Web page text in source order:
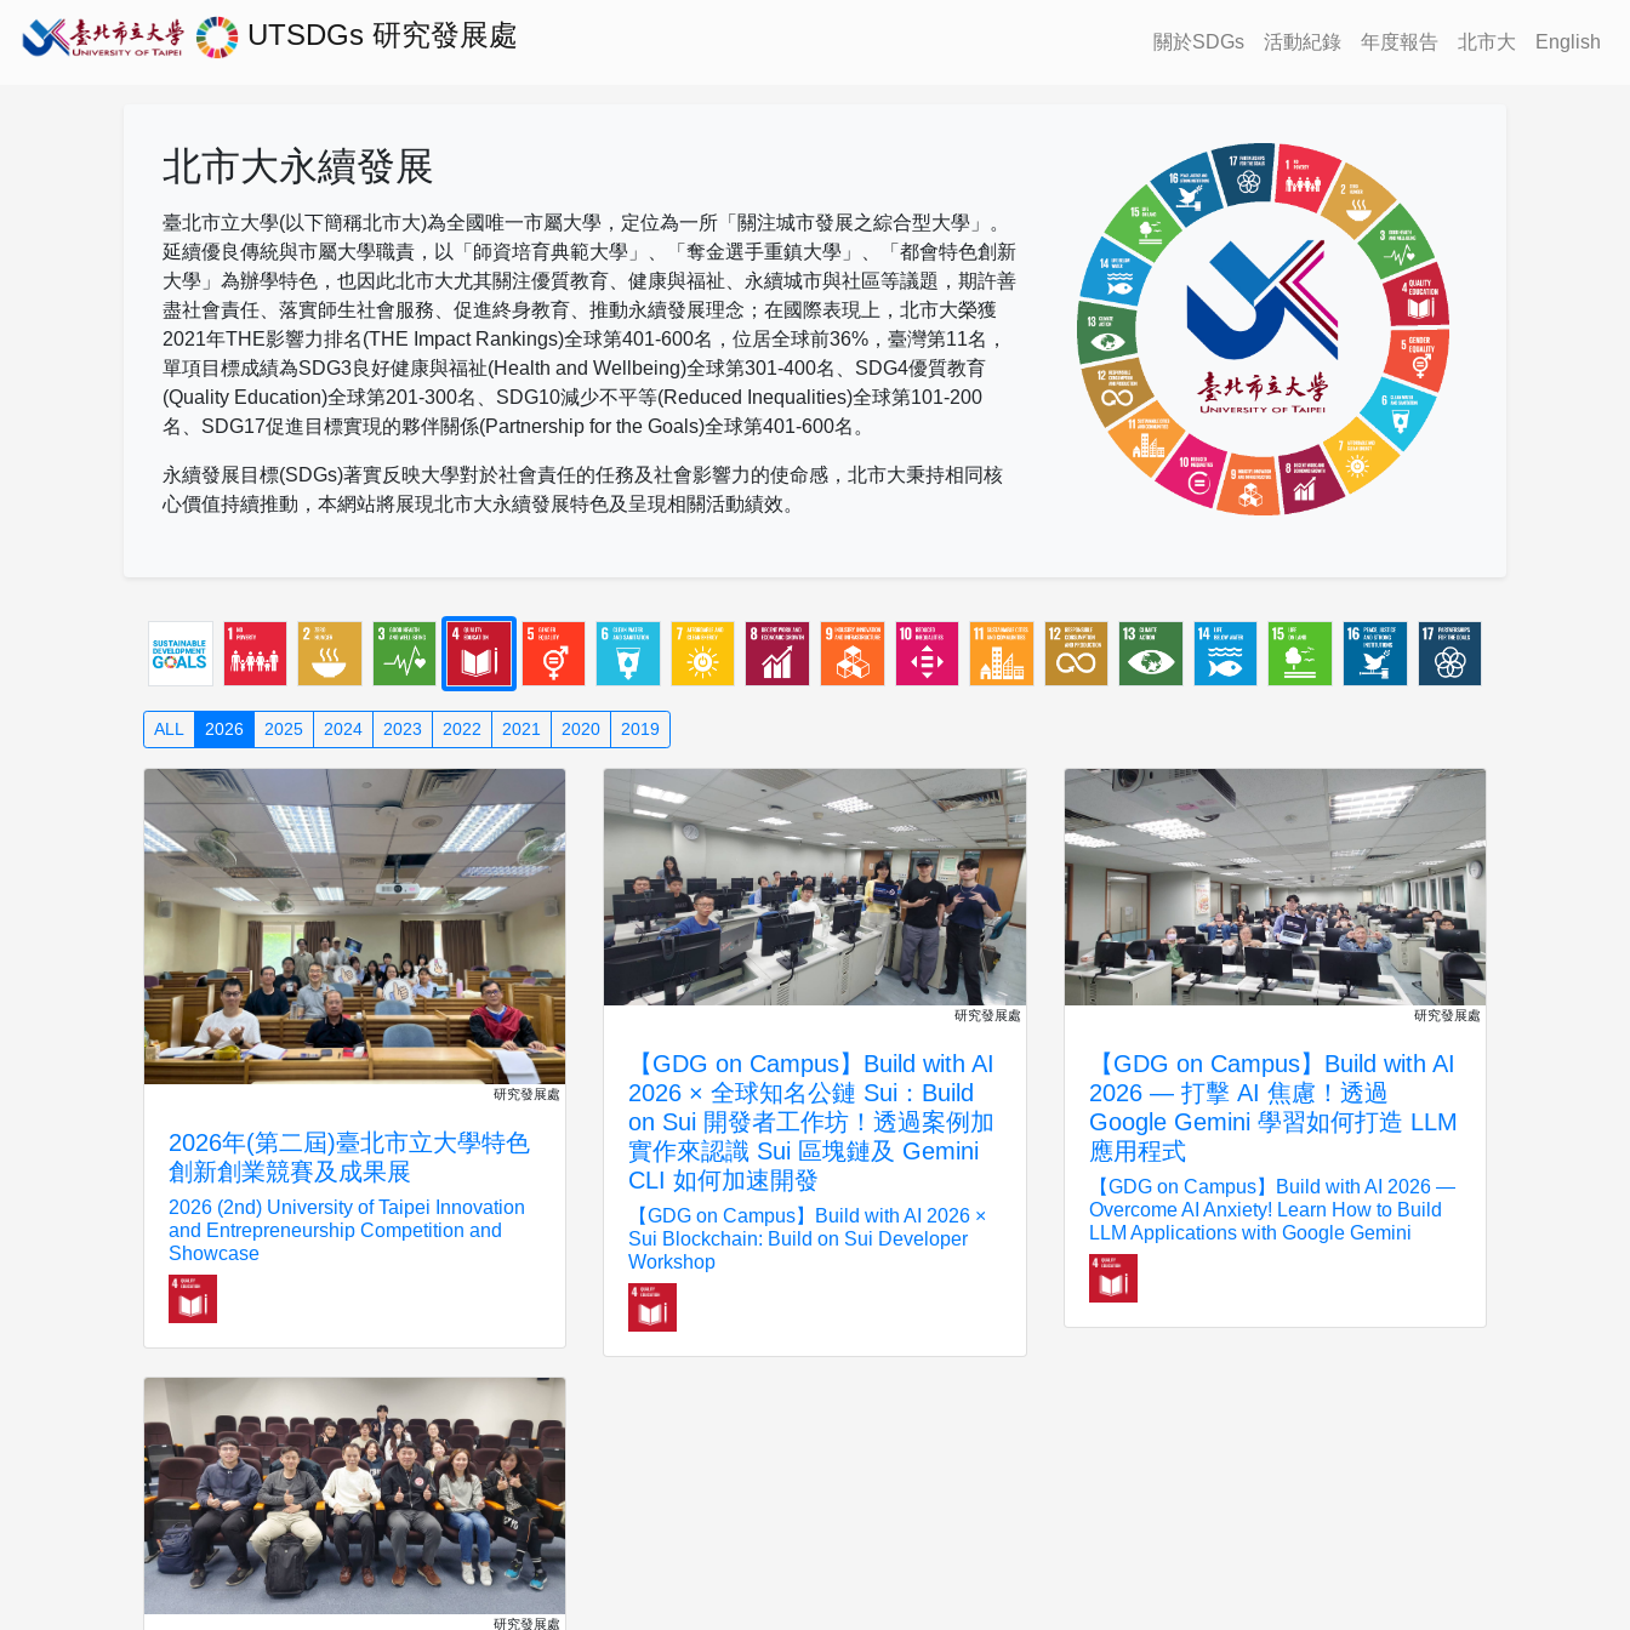
UTSDGs 研究發展處 關於SDGs 活動紀錄 年度報告 北市大 English
北市大永續發展
臺北市立大學(以下簡稱北市大)為全國唯一市屬大學，定位為一所「關注城市發展之綜合型大學」。
延續優良傳統與市屬大學職責，以「師資培育典範大學」、「奪金選手重鎮大學」、「都會特色創新
大學」為辦學特色，也因此北市大尤其關注優質教育、健康與福祉、永續城市與社區等議題，期許善
盡社會責任、落實師生社會服務、促進終身教育、推動永續發展理念；在國際表現上， 北市大榮獲
2021年THE影響力排名(THE Impact Rankings)全球第401-600名，位居全球前36% ，臺灣第11名，
單項目標成績為SDG3良好健康與福祉(Health and Wellbeing)全球第301-400名、 SDG4優質教育
(Quality Education)全球第201-300名、 SDG10減少不平等(Reduced Inequalities)全球第101-200
名、 SDG17促進目標實現的夥伴關係(Partnership for the Goals)全球第401-600名。
永續發展目標(SDGs)著實反映大學對於社會責任的任務及社會影響力的使命感，北市大秉持相同核
心價值持續推動，本網站將展現北市大永續發展特色及呈現相關活動績效。
ALL 2026 2025 2024 2023 2022 2021 2020 2019
研究發展處
2026年(第二屆)臺北市立大學特色
創新創業競賽及成果展
2026 (2nd) University of Taipei Innovation
and Entrepreneurship Competition and
Showcase
研究發展處
【GDG on Campus】Build with AI
2026 × 全球知名公鏈 Sui：Build
on Sui 開發者工作坊！透過案例加
實作來認識 Sui 區塊鏈及 Gemini
CLI 如何加速開發
【GDG on Campus】Build with AI 2026 ×
Sui Blockchain: Build on Sui Developer
Workshop
研究發展處
【GDG on Campus】Build with AI
2026 — 打擊 AI 焦慮！透過
Google Gemini 學習如何打造 LLM
應用程式
【GDG on Campus】Build with AI 2026 —
Overcome AI Anxiety! Learn How to Build
LLM Applications with Google Gemini
研究發展處